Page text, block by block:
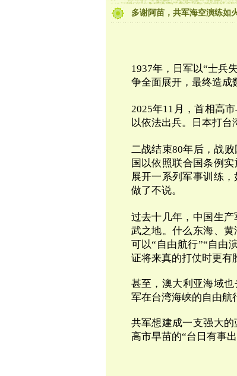
多谢阿苗，共军海空演练如
1937年，日军以“士兵
争全面展开，最终造成
2025年11月，首相高
以依法出兵。日本打台
二战结束80年后，战
国以依照联合国条例
展开一系列军事训练
做了不说。
过去十几年，中国生
武之地。什么东海、
可以“自由航行”“自由
证将来真的打仗时更有
甚至，澳大利亚海域
军在台湾海峡的自由航
共军想建成一支强大的
高市早苗的“台日有事